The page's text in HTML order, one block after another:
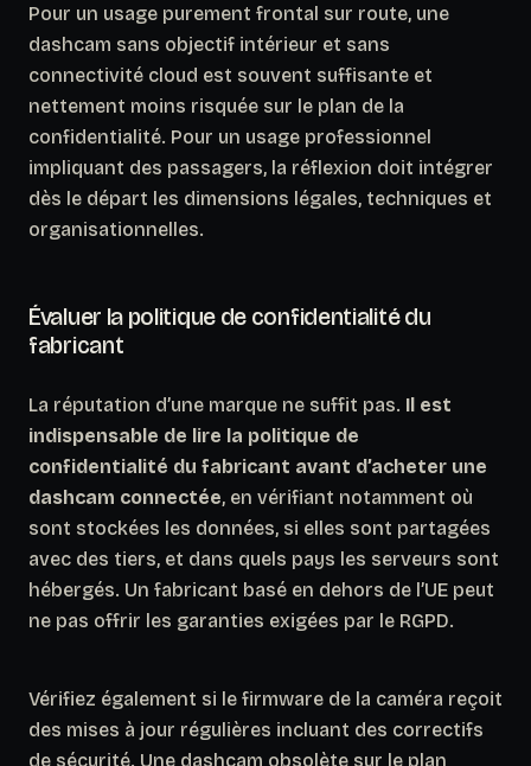
Pour un usage purement frontal sur route, une
dashcam sans objectif intérieur et sans
connectivité cloud est souvent suffisante et
nettement moins risquée sur le plan de la
confidentialité. Pour un usage professionnel
impliquant des passagers, la réflexion doit intégrer
dès le départ les dimensions légales, techniques et
organisationnelles.
Évaluer la politique de confidentialité du
fabricant
La réputation d’une marque ne suffit pas. Il est
indispensable de lire la politique de
confidentialité du fabricant avant d’acheter une
dashcam connectée, en vérifiant notamment où
sont stockées les données, si elles sont partagées
avec des tiers, et dans quels pays les serveurs sont
hébergés. Un fabricant basé en dehors de l’UE peut
ne pas offrir les garanties exigées par le RGPD.
Vérifiez également si le firmware de la caméra reçoit
des mises à jour régulières incluant des correctifs
de sécurité. Une dashcam obsolète sur le plan